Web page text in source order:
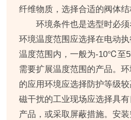
纤维物质，选择合适的阀体结
环境条件也是选型时必
环境温度范围应选择在电动
温度范围内，一般为-10℃至
需要扩展温度范围的产品。
的应用环境应选择防护等级
磁干扰的工业现场应选择具
产品，或采取屏蔽措施。安